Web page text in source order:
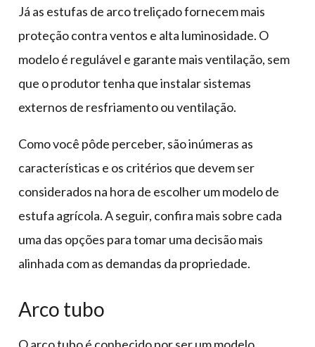
Já as estufas de arco treliçado fornecem mais
proteção contra ventos e alta luminosidade. O
modelo é regulável e garante mais ventilação, sem
que o produtor tenha que instalar sistemas
externos de resfriamento ou ventilação.
Como você pôde perceber, são inúmeras as
características e os critérios que devem ser
considerados na hora de escolher um modelo de
estufa agrícola. A seguir, confira mais sobre cada
uma das opções para tomar uma decisão mais
alinhada com as demandas da propriedade.
Arco tubo